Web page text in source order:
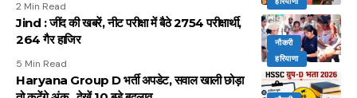
2 Min Read
नौकरी
हरियाणा
Jind : जींद की खबरें, नीट परीक्षा में बैठे 2754 परीक्षार्थी,
264 गैर हाजिर
5 Min Read
Haryana Group D भर्ती अपडेट, सवाल खाली छोड़ा